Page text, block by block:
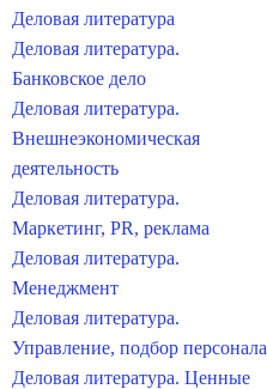
Деловая литература
Деловая литература.
Банковское дело
Деловая литература.
Внешнеэкономическая
деятельность
Деловая литература.
Маркетинг, PR, реклама
Деловая литература.
Менеджмент
Деловая литература.
Управление, подбор персонала
Деловая литература. Ценные